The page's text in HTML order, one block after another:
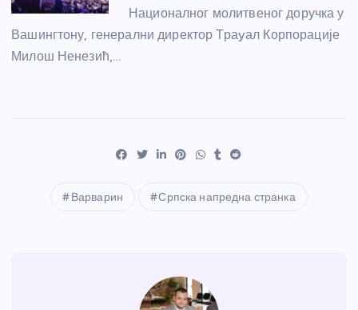
Националног молитвеног доручка у
Вашингтону, генерални директор Траyал ​Корпорације
Милош Ненезић​,…
Варварин Српска напредна странка